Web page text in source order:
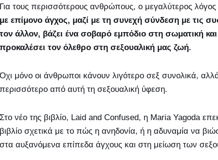
Για τους περισσότερους ανθρώπους, ο μεγαλύτερος
με επίμονο άγχος, μαζί με τη συνεχή σύνδεση με τις
τον άλλον, βάζει ένα σοβαρό εμπόδιο στη σωματική
προκαλέσει τον όλεθρο στη σεξουαλική μας ζωή.
Όχι μόνο οι άνθρωποι κάνουν λιγότερο σεξ συνολικά,
περισσότερο από αυτή τη σεξουαλική ύφεση.
Στο νέο της βιβλίο, Laid and Confused, η Maria Yagoda
βιβλίο σχετικά με το πώς η ανηδονία, ή η αδυναμία να
στα αυξανόμενα επίπεδα άγχους και στη μείωση των